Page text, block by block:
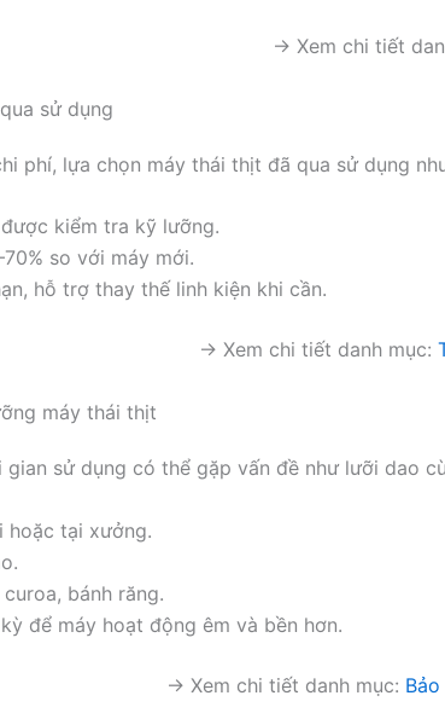
→ Xem chi tiết
sử dụng
phí, lựa chọn máy thái thịt đã qua sử dụng
kiểm tra kỹ lưỡng.
so với máy mới.
hỗ trợ thay thế linh kiện khi cần.
→ Xem chi tiết danh mục:
máy thái thịt
sử dụng có thể gặp vấn đề như lưỡi dao
hoặc tại xưởng.
bánh răng.
để máy hoạt động êm và bền hơn.
→ Xem chi tiết danh mục: